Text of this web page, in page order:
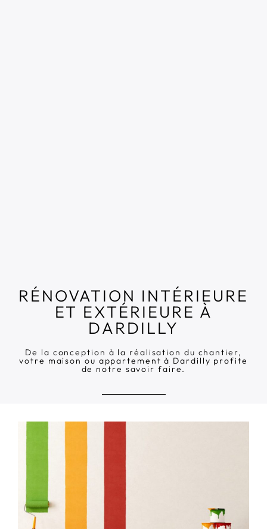
RÉNOVATION INTÉRIEURE
ET EXTÉRIEURE À
DARDILLY
De la conception à la réalisation du chantier,
votre maison ou appartement à Dardilly profite
de notre savoir faire.